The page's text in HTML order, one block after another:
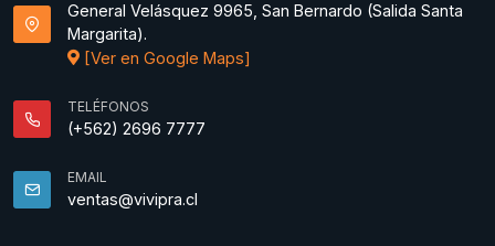
General Velásquez 9965, San Bernardo (Salida Santa
Margarita).
[Ver en Google Maps]
TELÉFONOS
(+562) 2696 7777
EMAIL
ventas@vivipra.cl